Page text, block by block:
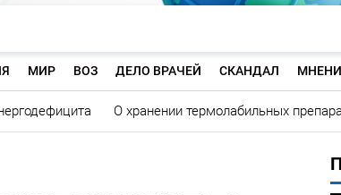
МИР ВОЗ ДЕЛО ВРАЧЕЙ СКАНДАЛ
О хранении термолабильных